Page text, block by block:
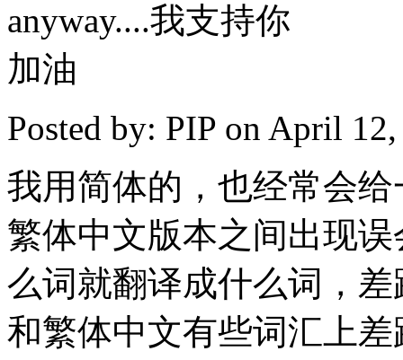
anyway....我支持你
加油
Posted by: PIP on April
我用简体的，也经常会
繁体中文版本之间出现
么词就翻译成什么词，
和繁体中文有些词汇上